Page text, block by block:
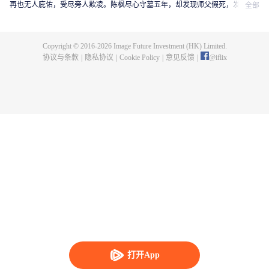
打开App
再也无人庇佑，受尽旁人欺凌。陈枫尽心守墓五年，却发现师父假死，发现师
全部
Copyright © 2016-2026Image Future Investment (HK) Limited.
协议与条款
隐私协议 Cookie Policy 意见反馈 @iflix